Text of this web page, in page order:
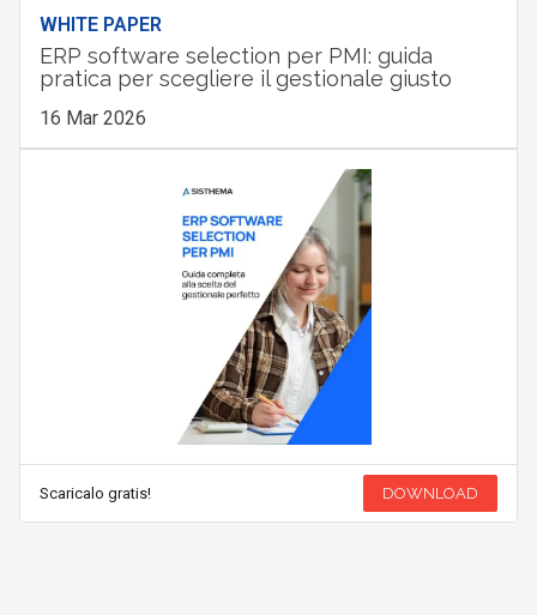
WHITE PAPER
ERP software selection per PMI: guida
pratica per scegliere il gestionale giusto
16 Mar 2026
Scaricalo gratis! DOWNLOAD